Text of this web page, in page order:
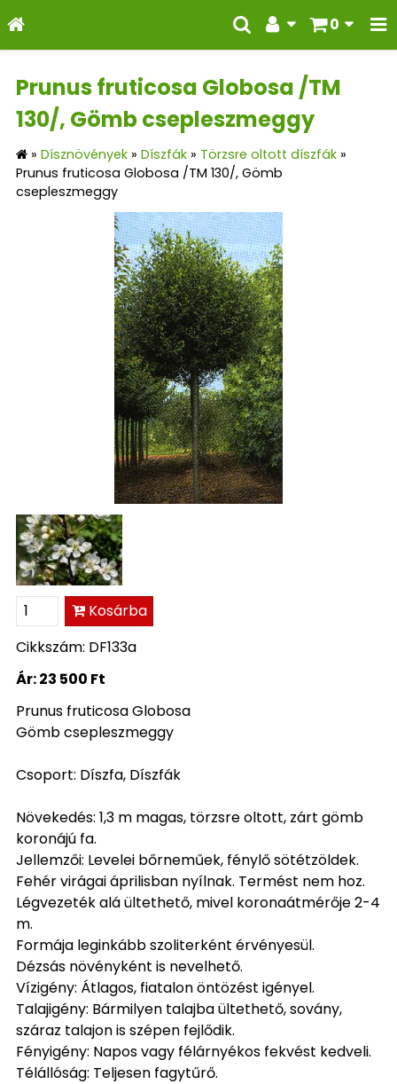
0
Prunus fruticosa Globosa /TM
130/, Gömb csepleszmeggy
» Dísznövények » Díszfák » Törzsre oltott díszfák »
Prunus fruticosa Globosa /TM 130/, Gömb
csepleszmeggy
Kosárba
Cikkszám: DF133a
Ár:23 500 Ft
Prunus fruticosa Globosa
Gömb csepleszmeggy
Csoport: Díszfa, Díszfák
Növekedés: 1,3 m magas, törzsre oltott, zárt gömb
koronájú fa.
Jellemzői: Levelei bőrneműek, fénylő sötétzöldek.
Fehér virágai áprilisban nyílnak. Termést nem hoz.
Légvezeték alá ültethető, mivel koronaátmérője 2-4
m.
Formája leginkább szoliterként érvényesül.
Dézsás növényként is nevelhető.
Vízigény: Átlagos, fiatalon öntözést igényel.
Talajigény: Bármilyen talajba ültethető, sovány,
száraz talajon is szépen fejlődik.
Fényigény: Napos vagy félárnyékos fekvést kedveli.
Télállóság: Teljesen fagytűrő.